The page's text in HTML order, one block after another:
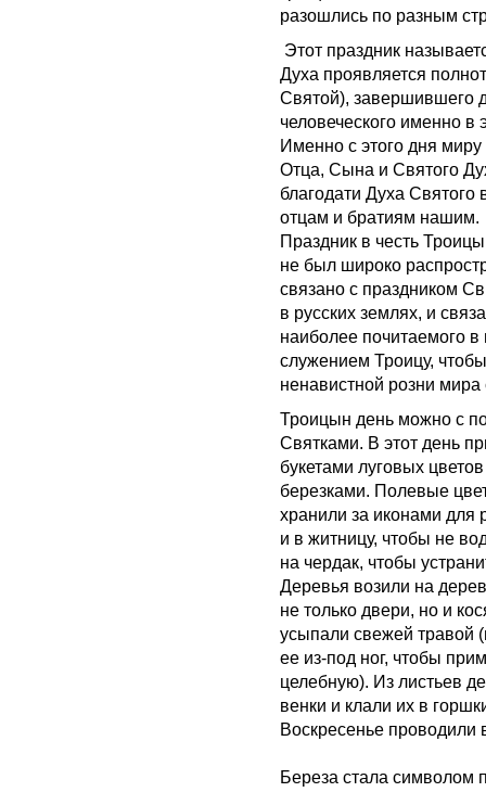
разошлись по разным
Этот праздник
Духа проявляется
Святой), завершившего
человеческого именно в
Именно с этого дня
Отца, Сына и Святого
благодати Духа
отцам и братиям нашим.
Праздник в честь
не был широко
связано с праздником
в русских землях, и
наиболее почитаемого
служением Троицу,
ненавистной розни
Троицын день можно с
Святками. В этот день
букетами луговых
березками. Полевые
хранили за иконами для
и в житницу, чтобы не
на чердак, чтобы
Деревья возили на
не только двери, но и
усыпали свежей травой
ее из-под ног, чтобы
целебную). Из листьев
венки и клали их в
Воскресенье проводили
Береза стала символом